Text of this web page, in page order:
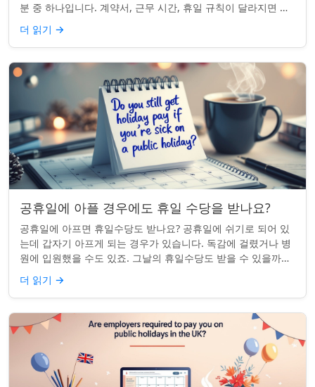
분 중 하나입니다. 계약서, 근무 시간, 휴일 규칙이 달라지면 하
나의 공휴일이 준수 문제...
더 읽기 →
공휴일에 아플 경우에도 휴일 수당을 받나요?
공휴일에 아프면 휴일수당도 받나요? 공휴일에 쉬기로 되어 있
는데 갑자기 아프게 되는 경우가 있습니다. 독감에 걸렸거나 병
원에 입원했을 수도 있죠. 그날의 휴일수당도 받을 수 있을까요?
이는 흔한 질문이며, 답변은 주...
더 읽기 →